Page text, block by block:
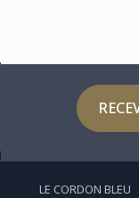
LE CORDON BLEU